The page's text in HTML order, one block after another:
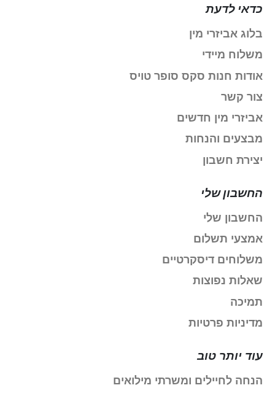
כדאי לדעת
בלוג אביזרי מין
משלוח מיידי
אודות חנות סקס סופר טויס
צור קשר
אביזרי מין חדשים
מבצעים והנחות
יצירת חשבון
החשבון שלי
החשבון שלי
אמצעי תשלום
משלוחים דיסקרטיים
שאלות נפוצות
תמיכה
מדיניות פרטיות
עוד יותר טוב
הנחה לחיילים ומשרתי מילואים